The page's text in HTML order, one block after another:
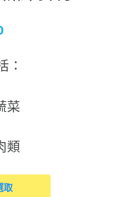
：
菜
類
取